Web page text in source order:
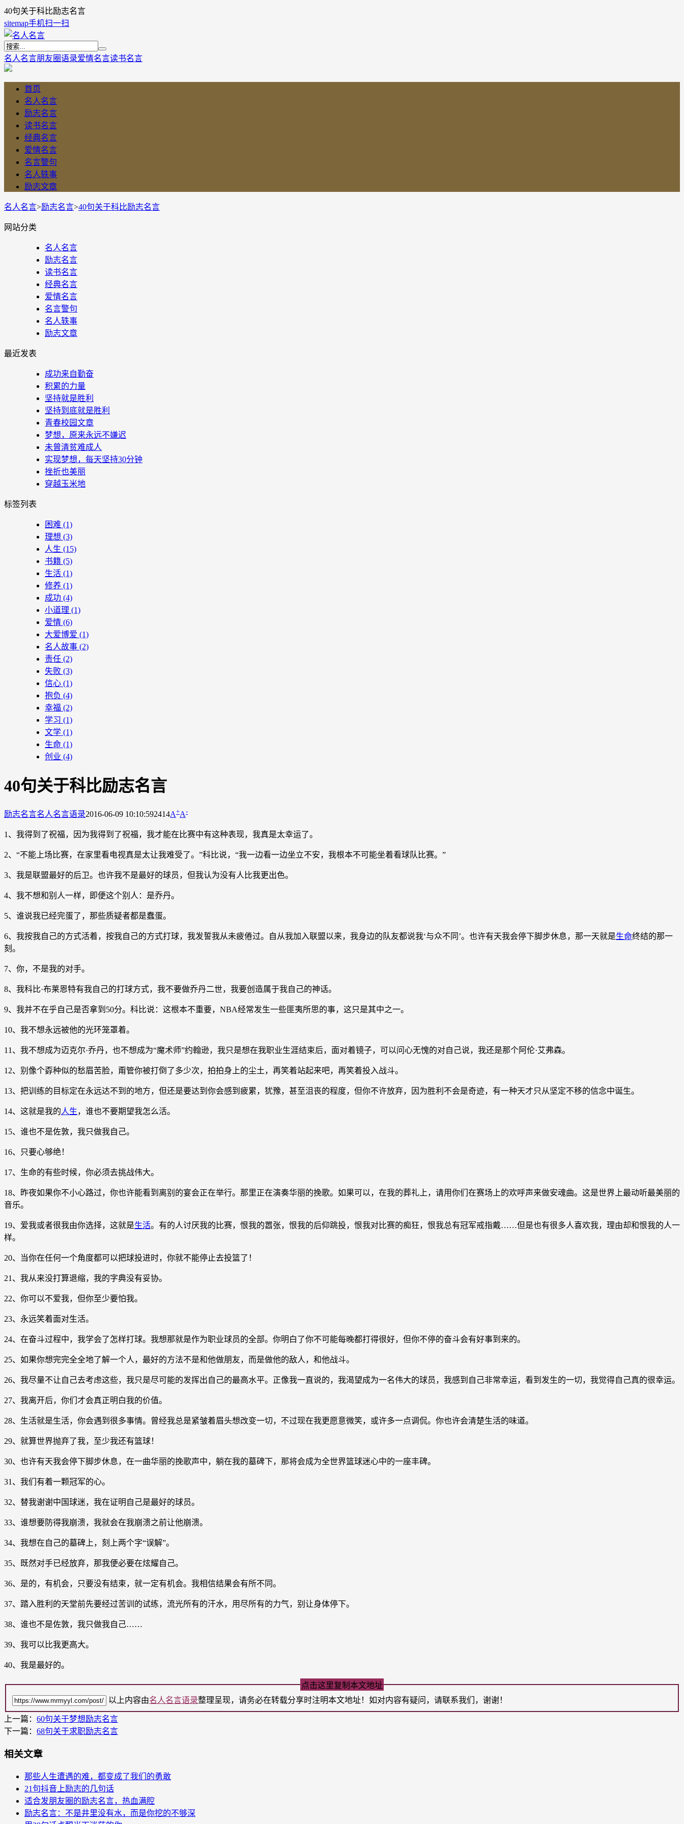
40句关于科比励志名言
sitemap手机扫一扫
名人名言朋友圈语录爱情名言读书名言
首页
名人名言
励志名言
读书名言
经典名言
爱情名言
名言警句
名人轶事
励志文章
名人名言>励志名言>40句关于科比励志名言
网站分类
名人名言
励志名言
读书名言
经典名言
爱情名言
名言警句
名人轶事
励志文章
最近发表
成功来自勤奋
积累的力量
坚持就是胜利
坚持到底就是胜利
青春校园文章
梦想，原来永远不嫌迟
未曾清贫难成人
实现梦想，每天坚持30分钟
挫折也美丽
穿越玉米地
标签列表
困难 (1)
理想 (3)
人生 (15)
书籍 (5)
生活 (1)
修养 (1)
成功 (4)
小道理 (1)
爱情 (6)
大爱博爱 (1)
名人故事 (2)
责任 (2)
失败 (3)
信心 (1)
抱负 (4)
幸福 (2)
学习 (1)
文学 (1)
生命 (1)
创业 (4)
40句关于科比励志名言
励志名言名人名言语录2016-06-09 10:10:592414A+A-
1、我得到了祝福，因为我得到了祝福，我才能在比赛中有这种表现，我真是太幸运了。
2、“不能上场比赛，在家里看电视真是太让我难受了。”科比说，“我一边看一边坐立不安，我根本不可能坐着看球队比赛。”
3、我是联盟最好的后卫。也许我不是最好的球员，但我认为没有人比我更出色。
4、我不想和别人一样，即便这个别人：是乔丹。
5、谁说我已经完蛋了，那些质疑者都是蠢蛋。
6、我按我自己的方式活着，按我自己的方式打球，我发誓我从未疲倦过。自从我加入联盟以来，我身边的队友都说我‘与众不同’。也许有天我会停下脚步休息，那一天就是生命终结的那一
刻。
7、你，不是我的对手。
8、我科比·布莱恩特有我自己的打球方式，我不要做乔丹二世，我要创造属于我自己的神话。
9、我并不在乎自己是否拿到50分。科比说：这根本不重要，NBA经常发生一些匪夷所思的事，这只是其中之一。
10、我不想永远被他的光环笼罩着。
11、我不想成为迈克尔·乔丹，也不想成为“魔术师”约翰逊，我只是想在我职业生涯结束后，面对着镜子，可以问心无愧的对自己说，我还是那个阿伦·艾弗森。
12、别像个孬种似的愁眉苦脸，甭管你被打倒了多少次，拍拍身上的尘土，再笑着站起来吧，再笑着投入战斗。
13、把训练的目标定在永远达不到的地方，但还是要达到你会感到疲累，犹豫，甚至沮丧的程度，但你不许放弃，因为胜利不会是奇迹，有一种天才只从坚定不移的信念中诞生。
14、这就是我的人生，谁也不要期望我怎么活。
15、谁也不是佐敦，我只做我自己。
16、只要心够绝！
17、生命的有些时候，你必须去挑战伟大。
18、昨夜如果你不小心路过，你也许能看到离别的宴会正在举行。那里正在演奏华丽的挽歌。如果可以，在我的葬礼上，请用你们在赛场上的欢呼声来做安魂曲。这是世界上最动听最美丽的
音乐。
19、爱我或者很我由你选择，这就是生活。有的人讨厌我的比赛，恨我的嚣张，恨我的后仰跳投，恨我对比赛的痴狂，恨我总有冠军戒指戴……但是也有很多人喜欢我，理由却和恨我的人一
样。
20、当你在任何一个角度都可以把球投进时，你就不能停止去投篮了！
21、我从来没打算退缩，我的字典没有妥协。
22、你可以不爱我，但你至少要怕我。
23、永远笑着面对生活。
24、在奋斗过程中，我学会了怎样打球。我想那就是作为职业球员的全部。你明白了你不可能每晚都打得很好，但你不停的奋斗会有好事到来的。
25、如果你想完完全全地了解一个人，最好的方法不是和他做朋友，而是做他的敌人，和他战斗。
26、我尽量不让自己去考虑这些，我只是尽可能的发挥出自己的最高水平。正像我一直说的，我渴望成为一名伟大的球员，我感到自己非常幸运，看到发生的一切，我觉得自己真的很幸运。
27、我离开后，你们才会真正明白我的价值。
28、生活就是生活，你会遇到很多事情。曾经我总是紧皱着眉头想改变一切，不过现在我更愿意微笑，或许多一点调侃。你也许会清楚生活的味道。
29、就算世界抛弃了我，至少我还有篮球！
30、也许有天我会停下脚步休息，在一曲华丽的挽歌声中，躺在我的墓碑下，那将会成为全世界篮球迷心中的一座丰碑。
31、我们有着一颗冠军的心。
32、替我谢谢中国球迷，我在证明自己是最好的球员。
33、谁想要防得我崩溃，我就会在我崩溃之前让他崩溃。
34、我想在自己的墓碑上，刻上两个字“误解”。
35、既然对手已经放弃，那我便必要在炫耀自己。
36、是的，有机会，只要没有结束，就一定有机会。我相信结果会有所不同。
37、踏入胜利的天堂前先要经过苦训的试练，流光所有的汗水，用尽所有的力气，别让身体停下。
38、谁也不是佐敦，我只做我自己……
39、我可以比我更高大。
40、我是最好的。
点击这里复制本文地址
以上内容由名人名言语录整理呈现，请务必在转载分享时注明本文地址！如对内容有疑问，请联系我们，谢谢！
上一篇： 60句关于梦想励志名言
下一篇： 68句关于求职励志名言
相关文章
那些人生遭遇的难，都变成了我们的勇敢
21句抖音上励志的几句话
适合发朋友圈的励志名言，热血满腔
励志名言：不是井里没有水，而是你挖的不够深